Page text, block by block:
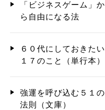
「ビジネスゲーム」か
ら自由になる法
６０代にしておきたい
１７のこと（単行本）
強運を呼び込む５１の
法則（文庫）